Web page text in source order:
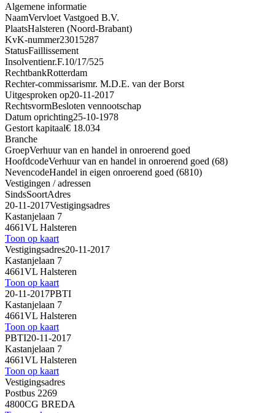
Algemene informatie
NaamVervloet Vastgoed B.V.
PlaatsHalsteren (Noord-Brabant)
KvK-nummer23015287
StatusFaillissement
Insolventienr.F.10/17/525
RechtbankRotterdam
Rechter-commissarismr. M.D.E. van der Borst
Uitgesproken op20-11-2017
RechtsvormBesloten vennootschap
Datum oprichting25-10-1978
Gestort kapitaal€ 18.034
Branche
GroepVerhuur van en handel in onroerend goed
HoofdcodeVerhuur van en handel in onroerend goed (68)
NevencodeHandel in eigen onroerend goed (6810)
Vestigingen / adressen
SindsSoortAdres
20-11-2017Vestigingsadres
Kastanjelaan 7
4661VL Halsteren
Toon op kaart
Vestigingsadres20-11-2017
Kastanjelaan 7
4661VL Halsteren
Toon op kaart
20-11-2017PBTI
Kastanjelaan 7
4661VL Halsteren
Toon op kaart
PBTI20-11-2017
Kastanjelaan 7
4661VL Halsteren
Toon op kaart
Vestigingsadres
Postbus 2269
4800CG BREDA